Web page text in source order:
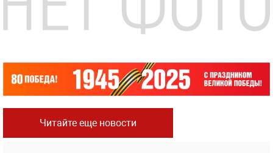
Читайте еще новости